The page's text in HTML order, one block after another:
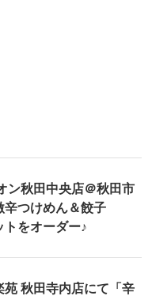
ン秋田中央店＠秋田市
辛つけめん＆餃子
トをオーダー♪
苑 秋田寺内店にて「辛